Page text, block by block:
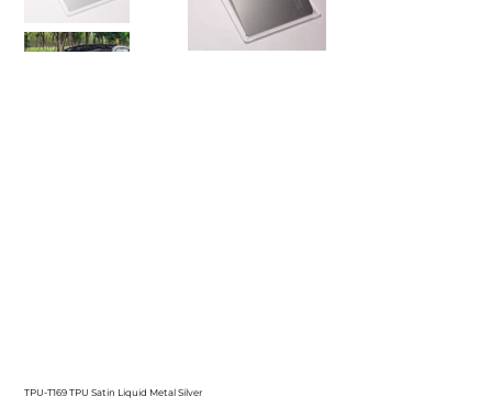
TPU-T169 TPU Satin Liquid Metal Silver